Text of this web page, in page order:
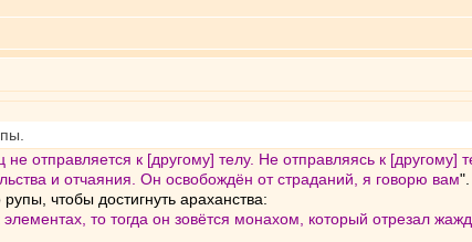
не отправляется к [другому] телу. Не отправляясь к [другому]
и отчаяния. Он освобождён от страданий, я говорю вам".
чтобы достигнуть араханства:
то тогда он зовётся монахом, который отрезал